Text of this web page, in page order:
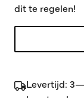
dit te regelen!
Levertijd: